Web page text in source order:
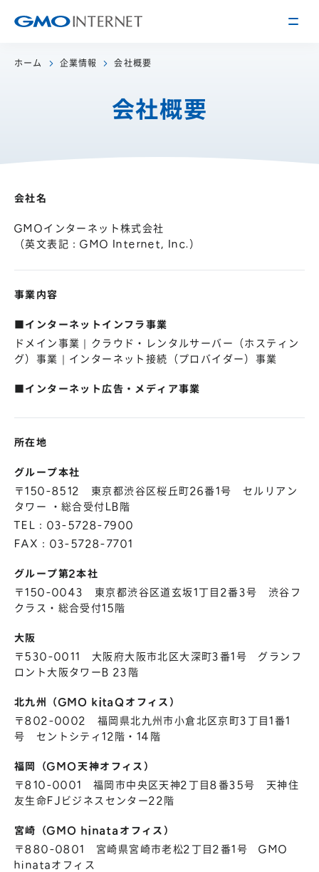
沿革
サービス
IR情報
経営方針
事業内容・戦略
株式・格付情報
株主総会
IRカレンダー
仕事を知る
会社を知る
キャリア/アルバイト採用
新卒採用
ホーム 企業情報 会社概要
会社概要
会社名
GMOインターネット株式会社
（英文表記：GMO Internet, Inc.）
事業内容
■インターネットインフラ事業
ドメイン事業｜クラウド・レンタルサーバー（ホスティン
グ）事業｜インターネット接続（プロバイダー）事業
■インターネット広告・メディア事業
所在地
グループ本社
〒150-8512 東京都渋谷区桜丘町26番1号 セルリアン
タワー ・総合受付LB階
TEL：03-5728-7900
FAX：03-5728-7701
グループ第2本社
〒150-0043 東京都渋谷区道玄坂1丁目2番3号 渋谷フ
クラス・総合受付15階
大阪
〒530-0011 大阪府大阪市北区大深町3番1号 グランフ
ロント大阪タワーB 23階
北九州（GMO kitaQオフィス）
〒802-0002 福岡県北九州市小倉北区京町3丁目1番1
号 セントシティ12階・14階
福岡（GMO天神オフィス）
〒810-0001 福岡市中央区天神2丁目8番35号 天神住
友生命FJビジネスセンター22階
宮崎（GMO hinataオフィス）
〒880-0801 宮崎県宮崎市老松2丁目2番1号 GMO
hinataオフィス